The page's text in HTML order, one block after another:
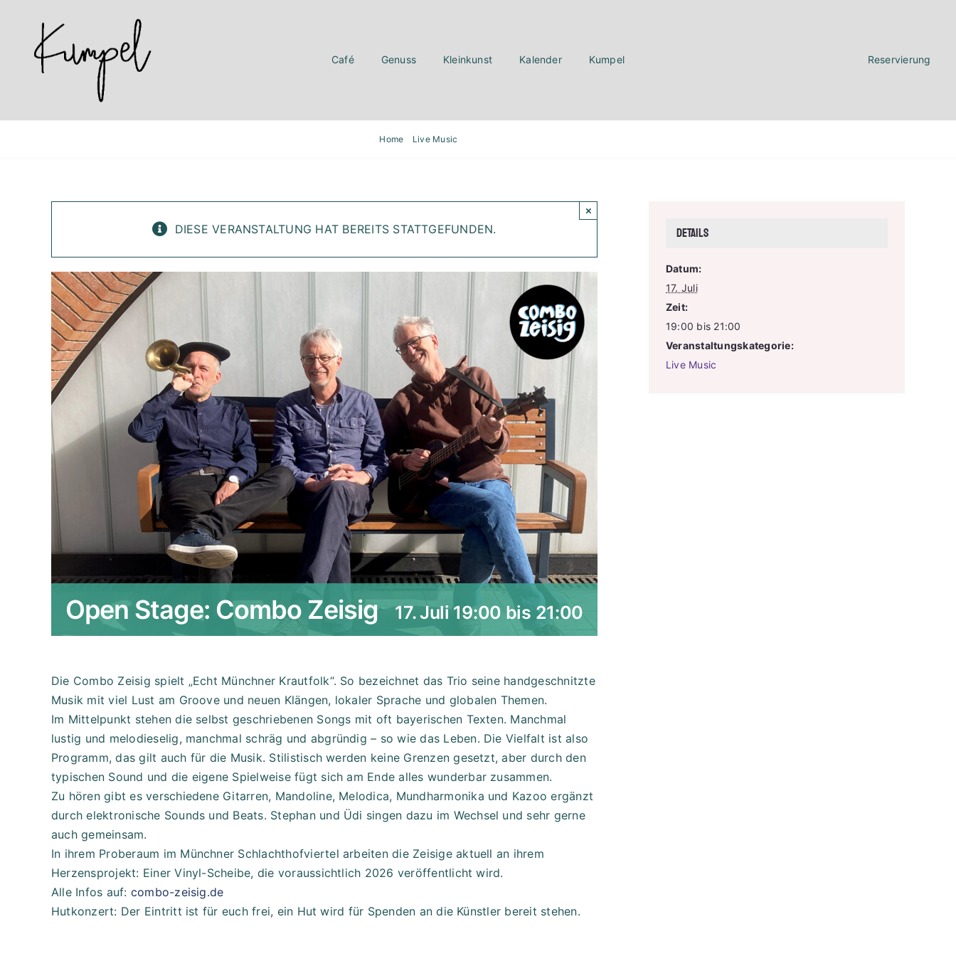
content
Café Genuss Kleinkunst Kalender Kumpel Reservierung
Home Live Music
DIESE VERANSTALTUNG HAT BEREITS STATTGEFUNDEN.
×
Open Stage: Combo Zeisig 17. Juli 19:00 bis 21:00
Die Combo Zeisig spielt „Echt Münchner Krautfolk“. So bezeichnet das Trio seine handgeschnitzte
Musik mit viel Lust am Groove und neuen Klängen, lokaler Sprache und globalen Themen.
Im Mittelpunkt stehen die selbst geschriebenen Songs mit oft bayerischen Texten. Manchmal
lustig und melodieselig, manchmal schräg und abgründig – so wie das Leben. Die Vielfalt ist also
Programm, das gilt auch für die Musik. Stilistisch werden keine Grenzen gesetzt, aber durch den
typischen Sound und die eigene Spielweise fügt sich am Ende alles wunderbar zusammen.
Zu hören gibt es verschiedene Gitarren, Mandoline, Melodica, Mundharmonika und Kazoo ergänzt
durch elektronische Sounds und Beats. Stephan und Üdi singen dazu im Wechsel und sehr gerne
auch gemeinsam.
In ihrem Proberaum im Münchner Schlachthofviertel arbeiten die Zeisige aktuell an ihrem
Herzensprojekt: Einer Vinyl-Scheibe, die voraussichtlich 2026 veröffentlicht wird.
Alle Infos auf: combo-zeisig.de
Hutkonzert: Der Eintritt ist für euch frei, ein Hut wird für Spenden an die Künstler bereit stehen.
Details
Datum:
17. Juli
Zeit:
19:00 bis 21:00
Veranstaltungskategorie:
Live Music